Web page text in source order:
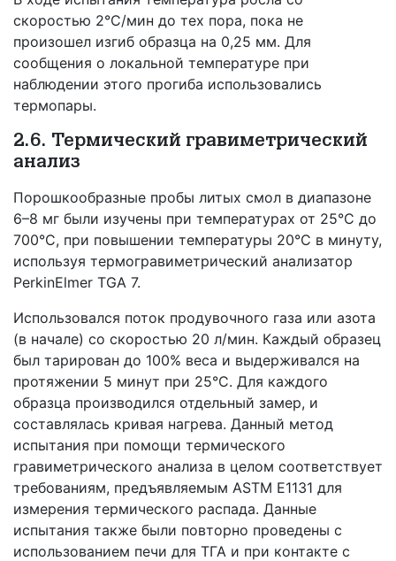
скоростью 2°С/мин до тех пора, пока не
произошел изгиб образца на 0,25 мм. Для
сообщения о локальной температуре при
наблюдении этого прогиба использовались
термопары.
2.6. Термический гравиметрический
анализ
Порошкообразные пробы литых смол в диапазоне
6–8 мг были изучены при температурах от 25°C до
700°C, при повышении температуры 20°C в минуту,
используя термогравиметрический анализатор
PerkinElmer TGA 7.
Использовался поток продувочного газа или азота
(в начале) со скоростью 20 л/мин. Каждый образец
был тарирован до 100% веса и выдерживался на
протяжении 5 минут при 25°C. Для каждого
образца производился отдельный замер, и
составлялась кривая нагрева. Данный метод
испытания при помощи термического
гравиметрического анализа в целом соответствует
требованиям, предъявляемым ASTM E1131 для
измерения термического распада. Данные
испытания также были повторно проведены с
использованием печи для ТГА и при контакте с